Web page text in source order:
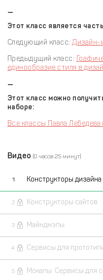
—
Этот класс является
Следующий класс:Дизайн-
Предыдущий класс:
единообразие стиля в
—
Этот класс можно
наборе:
Все классы Павла Лебедева
Видео (0 часов 25 минут)
1 Конструкторы дизайна
2 Конструкторы сайтов
3 Майндмэпы
4 Сервисы для
5 Мокапы. Сервисы для